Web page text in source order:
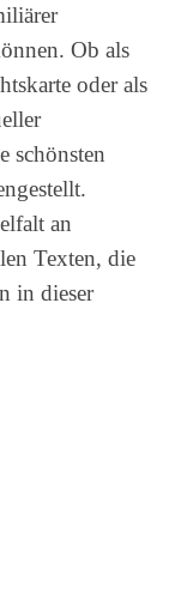
Ob als
oder als
schönsten
an
Texten, die
in dieser